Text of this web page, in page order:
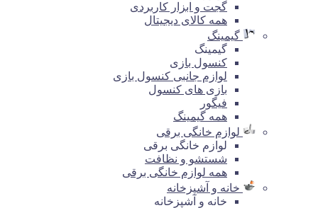
گجت و ابزار کاربردی
همه کالای دیجیتال
گیمینگ
گیمینگ
کنسول بازی
لوازم جانبی کنسول بازی
بازی های کنسول
فیگور
همه گیمینگ
لوازم خانگی برقی
لوازم خانگی برقی
شستشو و نظافت
همه لوازم خانگی برقی
خانه و آشپزخانه
خانه و آشپزخانه